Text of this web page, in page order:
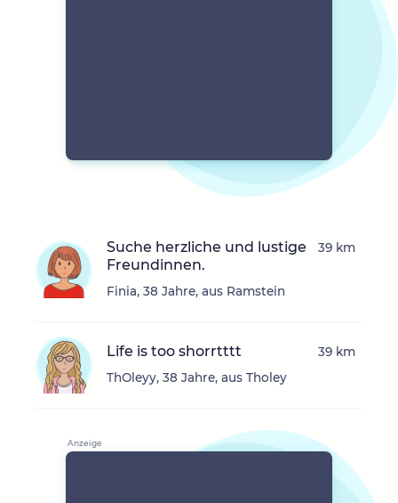
Suche herzliche und lustige
Freundinnen.
Finia, 38 Jahre, aus Ramstein
39 km
Life is too shorrtttt
ThOleyy, 38 Jahre, aus Tholey
39 km